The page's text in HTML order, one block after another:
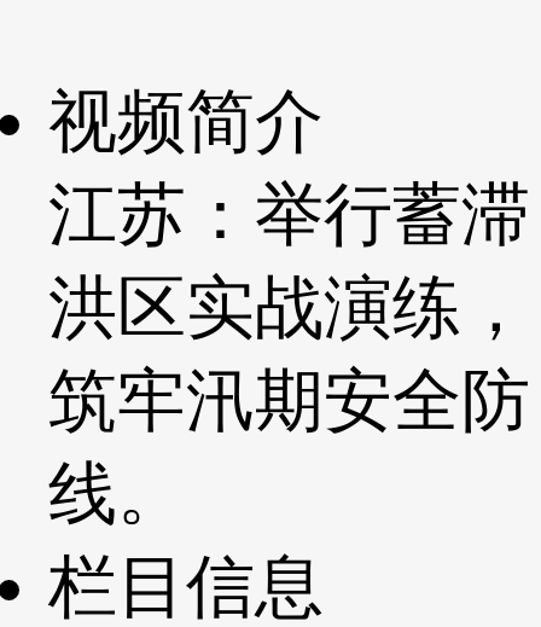
视频简介
江苏：举行蓄滞
洪区实战演练，
筑牢汛期安全防
线。
栏目信息